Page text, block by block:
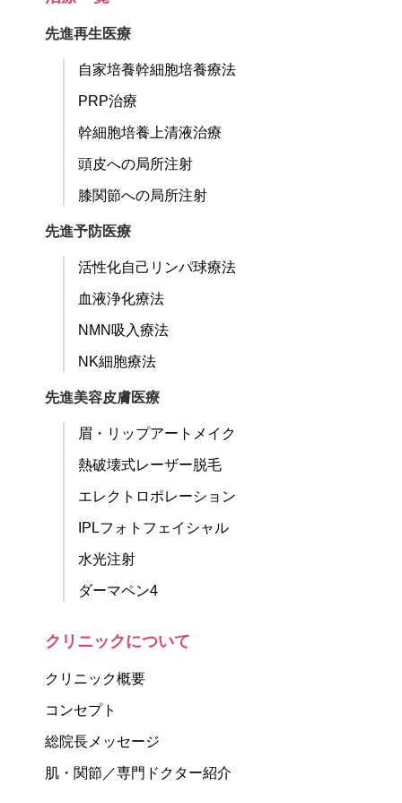
先進再生医療
自家培養幹細胞培養療法
PRP治療
幹細胞培養上清液治療
頭皮への局所注射
膝関節への局所注射
先進予防医療
活性化自己リンパ球療法
血液浄化療法
NMN吸入療法
NK細胞療法
先進美容皮膚医療
眉・リップアートメイク
熱破壊式レーザー脱毛
エレクトロポレーション
IPLフォトフェイシャル
水光注射
ダーマペン4
クリニックについて
クリニック概要
コンセプト
総院長メッセージ
肌・関節／専門ドクター紹介